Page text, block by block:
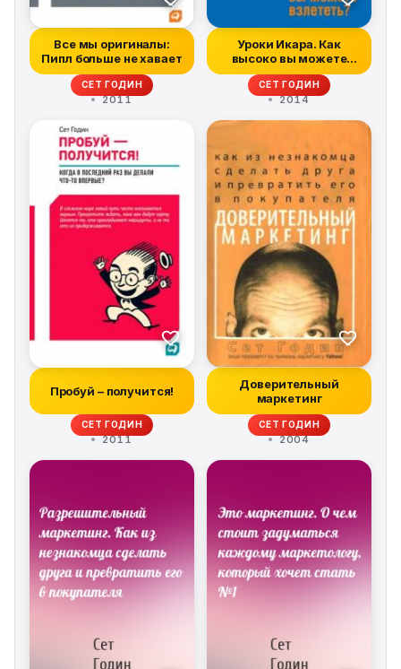
Все мы оригиналы:
Пипл больше не хавает
СЕТ ГОДИН
2011
Уроки Икара. Как
высоко вы можете
взлететь?
СЕТ ГОДИН
2014
Пробуй – получится!
СЕТ ГОДИН
2011
Доверительный
маркетинг
СЕТ ГОДИН
2004